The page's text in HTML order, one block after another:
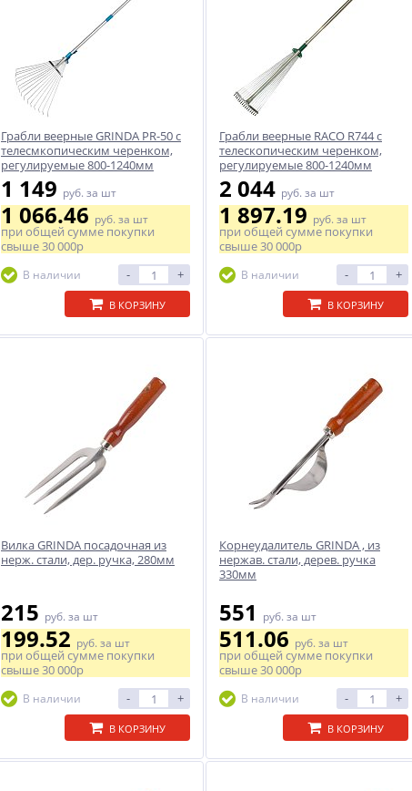
Грабли веерные GRINDA PR-50 с
телесмкопическим черенком,
регулируемые 800-1240мм
1 149 руб. за шт
1 066.46руб. за шт
при общей сумме покупки
свыше30 000р
В наличии - +
В КОРЗИНУ
Грабли веерные RACO R744 с
телескопическим черенком,
регулируемые 800-1240мм
2 044 руб. за шт
1 897.19руб. за шт
при общей сумме покупки
свыше30 000р
В наличии - +
В КОРЗИНУ
Вилка GRINDA посадочная из
нерж. стали, дер. ручка, 280мм
215 руб. за шт
199.52руб. за шт
при общей сумме покупки
свыше30 000р
В наличии - +
В КОРЗИНУ
Корнеудалитель GRINDA , из
нержав. стали, дерев. ручка
330мм
551 руб. за шт
511.06руб. за шт
при общей сумме покупки
свыше30 000р
В наличии - +
В КОРЗИНУ